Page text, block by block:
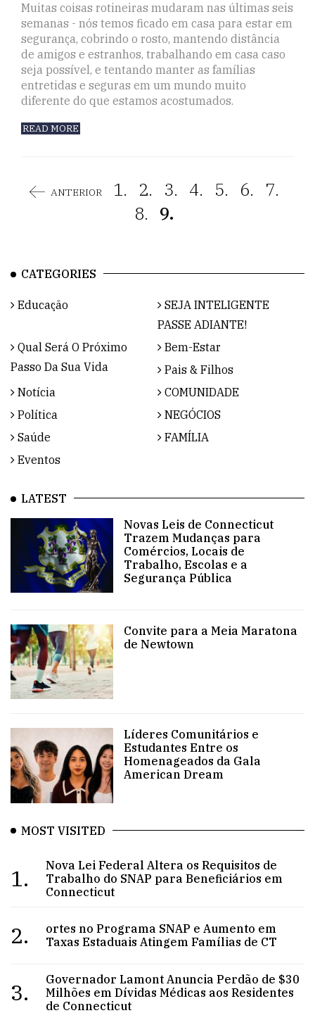
Muitas coisas rotineiras mudaram nas últimas seis
semanas - nós temos ficado em casa para estar em
segurança, cobrindo o rosto, mantendo distância
de amigos e estranhos, trabalhando em casa caso
seja possível, e tentando manter as famílias
entretidas e seguras em um mundo muito
diferente do que estamos acostumados.
READ MORE
ANTERIOR 1. 2. 3. 4. 5. 6.
7.
8. 9.
CATEGORIES
Educação
SEJA INTELIGENTE
PASSE ADIANTE!
Qual Será O Próximo
Passo Da Sua Vida
Bem-Estar
Pais & Filhos
Notícia
COMUNIDADE
Política
NEGÓCIOS
Saúde
FAMÍLIA
Eventos
LATEST
Novas Leis de Connecticut
Trazem Mudanças para
Comércios, Locais de
Trabalho, Escolas e a
Segurança Pública
Convite para a Meia Maratona
de Newtown
Líderes Comunitários e
Estudantes Entre os
Homenageados da Gala
American Dream
MOST VISITED
1.
Nova Lei Federal Altera os Requisitos de
Trabalho do SNAP para Beneficiários em
Connecticut
2.
ortes no Programa SNAP e Aumento em
Taxas Estaduais Atingem Famílias de CT
3.
Governador Lamont Anuncia Perdão de $30
Milhões em Dívidas Médicas aos Residentes
de Connecticut